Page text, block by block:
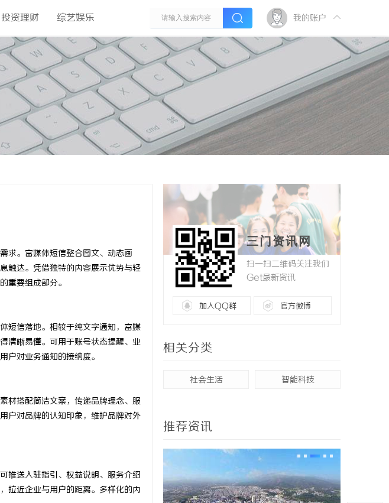
投资理财 综艺娱乐 我的账户
求。富媒体短信整合图文、动态画
触达。凭借独特的内容展示优势与轻
重要组成部分。
短信落地。相较于纯文字通知，富媒
清晰易懂。可用于账号状态提醒、业
户对业务通知的接纳度。
材搭配简洁文案，传递品牌理念、服
户对品牌的认知印象，维护品牌对外
推送入驻指引、权益说明、服务介绍
拉近企业与用户的距离。多样化的内
三门资讯网
扫一扫二维码关注我们
Get最新资讯
加入QQ群 官方微博
相关分类
社会生活 智能科技
推荐资讯